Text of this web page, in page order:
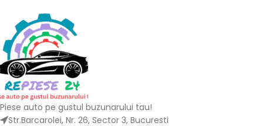
Piese auto pe gustul buzunarului tau!
Str.Barcarolei, Nr. 26, Sector 3, Bucuresti